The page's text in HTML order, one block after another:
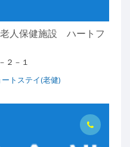
人保健施設 ハートフ
２－１
ートステイ(老健)